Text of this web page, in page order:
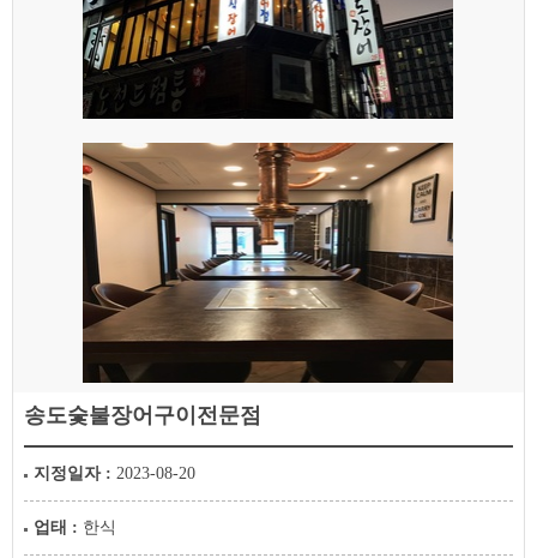
송도숯불장어구이전문점
지정일자 : 2023-08-20
업태 : 한식